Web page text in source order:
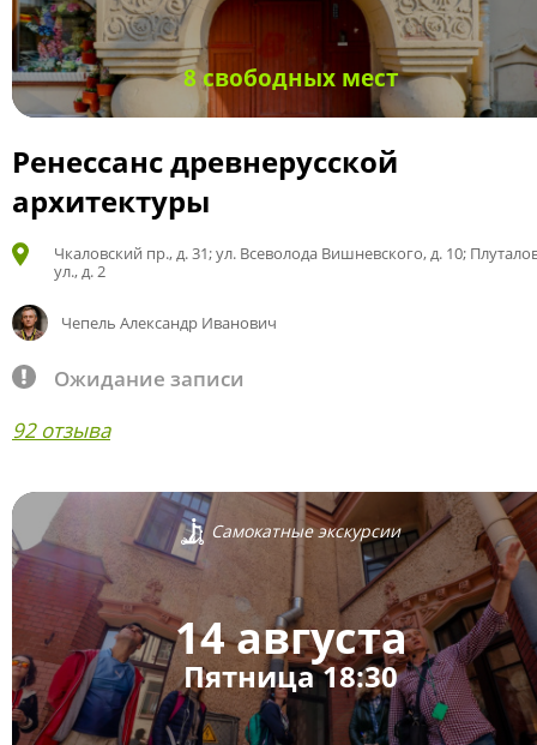
8 свободных мест
Ренессанс древнерусской
архитектуры
Чкаловский пр., д. 31; ул. Всеволода Вишневского, д. 10;
ул., д. 2
Чепель Александр Иванович
Ожидание записи
92 отзыва
Самокатные экскурсии
14 августа
Пятница 18:30